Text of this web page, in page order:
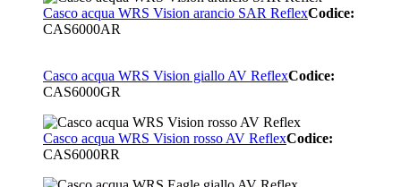
Casco acqua WRS Vision arancio SAR ReflexCodice:
CAS6000AR
Casco acqua WRS Vision giallo AV ReflexCodice:
CAS6000GR
Casco acqua WRS Vision rosso AV ReflexCodice:
CAS6000RR